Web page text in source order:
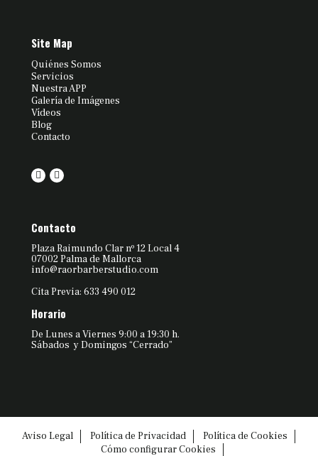
Site Map
Quiénes Somos
Servicios
Nuestra APP
Galería de Imágenes
Vídeos
Blog
Contacto
Contacto
Plaza Raimundo Clar nº 12 Local 4
07002 Palma de Mallorca
info@raorbarberstudio.com
Cita Previa: 633 490 012
Horario
De Lunes a Viernes 9:00 a 19:30 h.
Sábados y Domingos “Cerrado”
Aviso Legal Política de Privacidad
Política de Cookies
Cómo configurar Cookies